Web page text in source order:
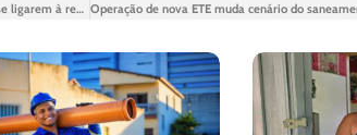
Conexões Comunitárias conscientiza moradores para se ligarem à rede de esgoto